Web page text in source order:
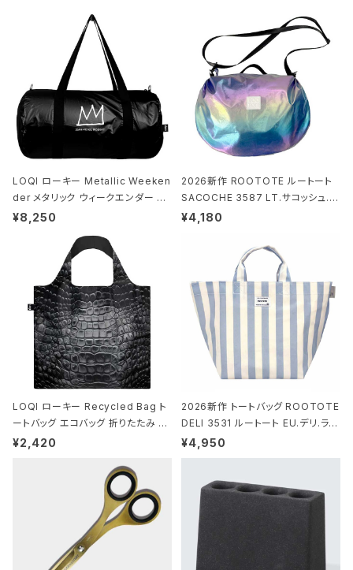
LOQI ローキー Metallic Weeken
der メタリック ウィークエンダー ボ
ストンバッグ ショルダーバッグ JEAN
ck ジャン=ミッシェル・バスキア/クラ
ウン ブラック
¥8,250
2026新作 ROOTOTE ルートート
SACOCHE 3587 LT.サコッシュ.ル
ミエ-B ショルダーバッグ グロスネイ
¥4,180
LOQI ローキー Recycled Bag ト
ートバッグ エコバッグ 折りたたみ 大
きめ 撥水加工 収納ポーチ CROCO
¥2,420
2026新作 トートバッグ ROOTOTE
DELI 3531 ルートート EU.デリ.ラミ
ネート-W サックス・ホワイト
¥4,950